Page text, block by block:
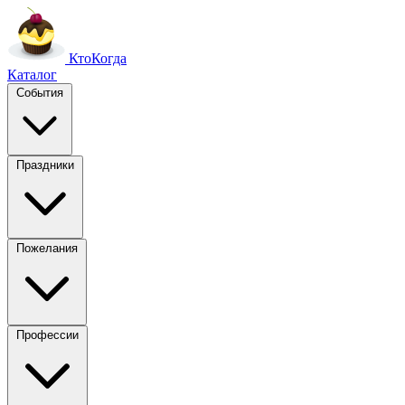
КтоКогда
Каталог
События
Праздники
Пожелания
Профессии